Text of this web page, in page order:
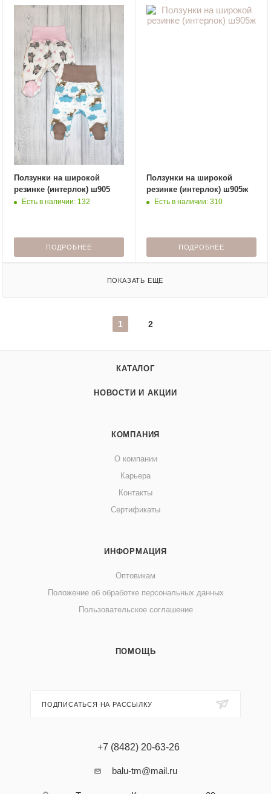
Ползунки на широкой
резинке (интерлок) ш905
Есть в наличии: 132
ПОДРОБНЕЕ
Ползунки на широкой
резинке (интерлок) ш905ж
Есть в наличии: 310
ПОДРОБНЕЕ
ПОКАЗАТЬ ЕЩЕ
1 2
КАТАЛОГ
НОВОСТИ И АКЦИИ
КОМПАНИЯ
О компании
Карьера
Контакты
Сертификаты
ИНФОРМАЦИЯ
Оптовикам
Положение об обработке персональных данных
Пользовательское соглашение
ПОМОЩЬ
ПОДПИСАТЬСЯ НА РАССЫЛКУ
+7 (8482) 20-63-26
balu-tm@mail.ru